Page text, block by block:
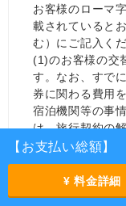
【お支払い総額】
¥ 料金詳細
お客様のローマ
載されていると
む）にご記入く
(1)のお客様の交
す。なお、すで
券に関わる費用
宿泊機関等の事
は、旅行契約の
所定の取消料を
申込金（お1
旅行代金の